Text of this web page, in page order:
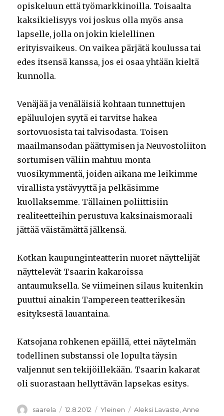
opiskeluun että työmarkkinoilla. Toisaalta
kaksikielisyys voi joskus olla myös ansa
lapselle, jolla on jokin kielellinen
erityisvaikeus. On vaikea pärjätä koulussa tai
edes itsensä kanssa, jos ei osaa yhtään kieltä
kunnolla.
Venäjää ja venäläisiä kohtaan tunnettujen
epäluulojen syytä ei tarvitse hakea
sortovuosista tai talvisodasta. Toisen
maailmansodan päättymisen ja Neuvostoliiton
sortumisen väliin mahtuu monta
vuosikymmentä, joiden aikana me leikimme
virallista ystävyyttä ja pelkäsimme
kuollaksemme. Tällainen poliittisiin
realiteetteihin perustuva kaksinaismoraali
jättää väistämättä jälkensä.
Kotkan kaupunginteatterin nuoret näyttelijät
näyttelevät Tsaarin kakaroissa
antaumuksella. Se viimeinen silaus kuitenkin
puuttui ainakin Tampereen teatterikesän
esityksestä lauantaina.
Katsojana rohkenen epäillä, ettei näytelmän
todellinen substanssi ole lopulta täysin
valjennut sen tekijöillekään. Tsaarin kakarat
oli suorastaan hellyttävän lapsekas esitys.
Kirjoittaja
saarela Julkaistu
12.8.2012 Kategoriat
Yleinen Avainsanat
Aleksi Lavaste ,Anne